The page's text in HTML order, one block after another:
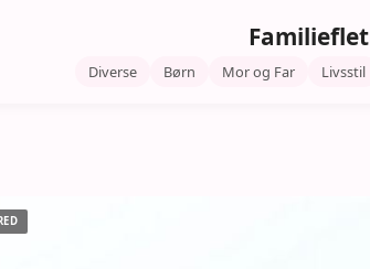
Diverse Børn Mor og Far Livsstil